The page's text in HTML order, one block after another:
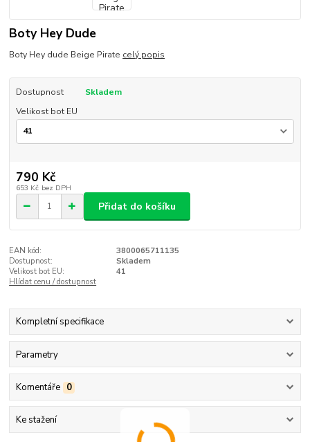
Boty Hey Dude
Boty Hey dude Beige Pirate celý popis
Dostupnost
Skladem
Velikost bot EU
790 Kč
653 Kč bez DPH
Přidat do košíku
EAN kód:
3800065711135
Dostupnost:
Skladem
Velikost bot EU:
41
Hlídat cenu / dostupnost
Kompletní specifikace
Parametry
Komentáře 0
Ke stažení